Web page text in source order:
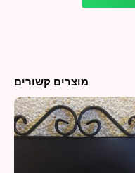
מוצרים קשורים
טווח
מחירים:
עד
למוצר
זה
יש